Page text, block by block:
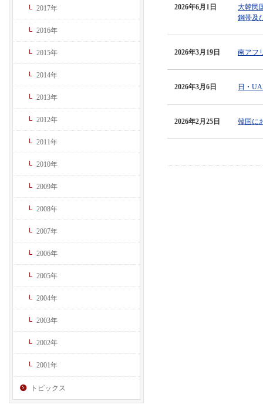
2026年6月1日
大韓民
鋼帯及
2026年3月19日 南アフ
2026年3月6日 日・
2026年2月25日 韓国に
2017年
2016年
2015年
2014年
2013年
2012年
2011年
2010年
2009年
2008年
2007年
2006年
2005年
2004年
2003年
2002年
2001年
トピックス